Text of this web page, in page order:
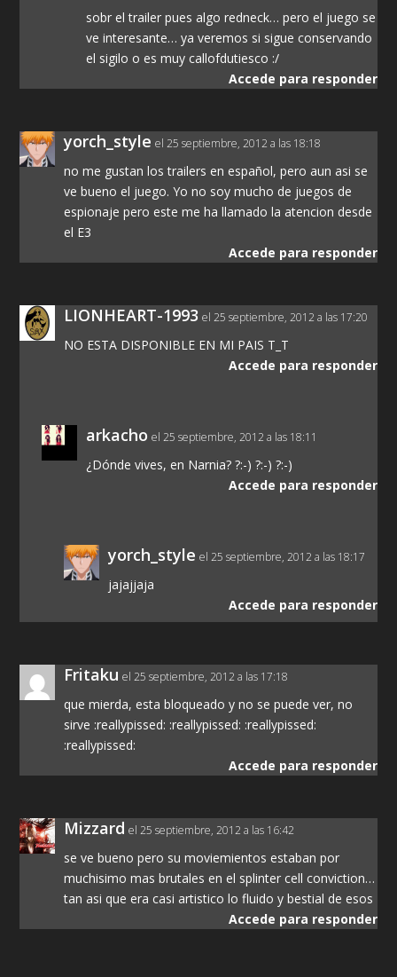
sobr el trailer pues algo redneck… pero el juego se
ve interesante… ya veremos si sigue conservando
el sigilo o es muy callofdutiesco :/
Accede para responder
yorch_style el 25 septiembre, 2012 a las 18:18
no me gustan los trailers en español, pero aun asi se
ve bueno el juego. Yo no soy mucho de juegos de
espionaje pero este me ha llamado la atencion desde
el E3
Accede para responder
LIONHEART-1993 el 25 septiembre, 2012 a las 17:20
NO ESTA DISPONIBLE EN MI PAIS T_T
Accede para responder
arkacho el 25 septiembre, 2012 a las 18:11
¿Dónde vives, en Narnia? ?:-) ?:-) ?:-)
Accede para responder
yorch_style el 25 septiembre, 2012 a las 18:17
jajajjaja
Accede para responder
Fritaku el 25 septiembre, 2012 a las 17:18
que mierda, esta bloqueado y no se puede ver, no
sirve :reallypissed: :reallypissed: :reallypissed:
:reallypissed:
Accede para responder
Mizzard el 25 septiembre, 2012 a las 16:42
se ve bueno pero su moviemientos estaban por
muchisimo mas brutales en el splinter cell conviction…
tan asi que era casi artistico lo fluido y bestial de esos
Accede para responder